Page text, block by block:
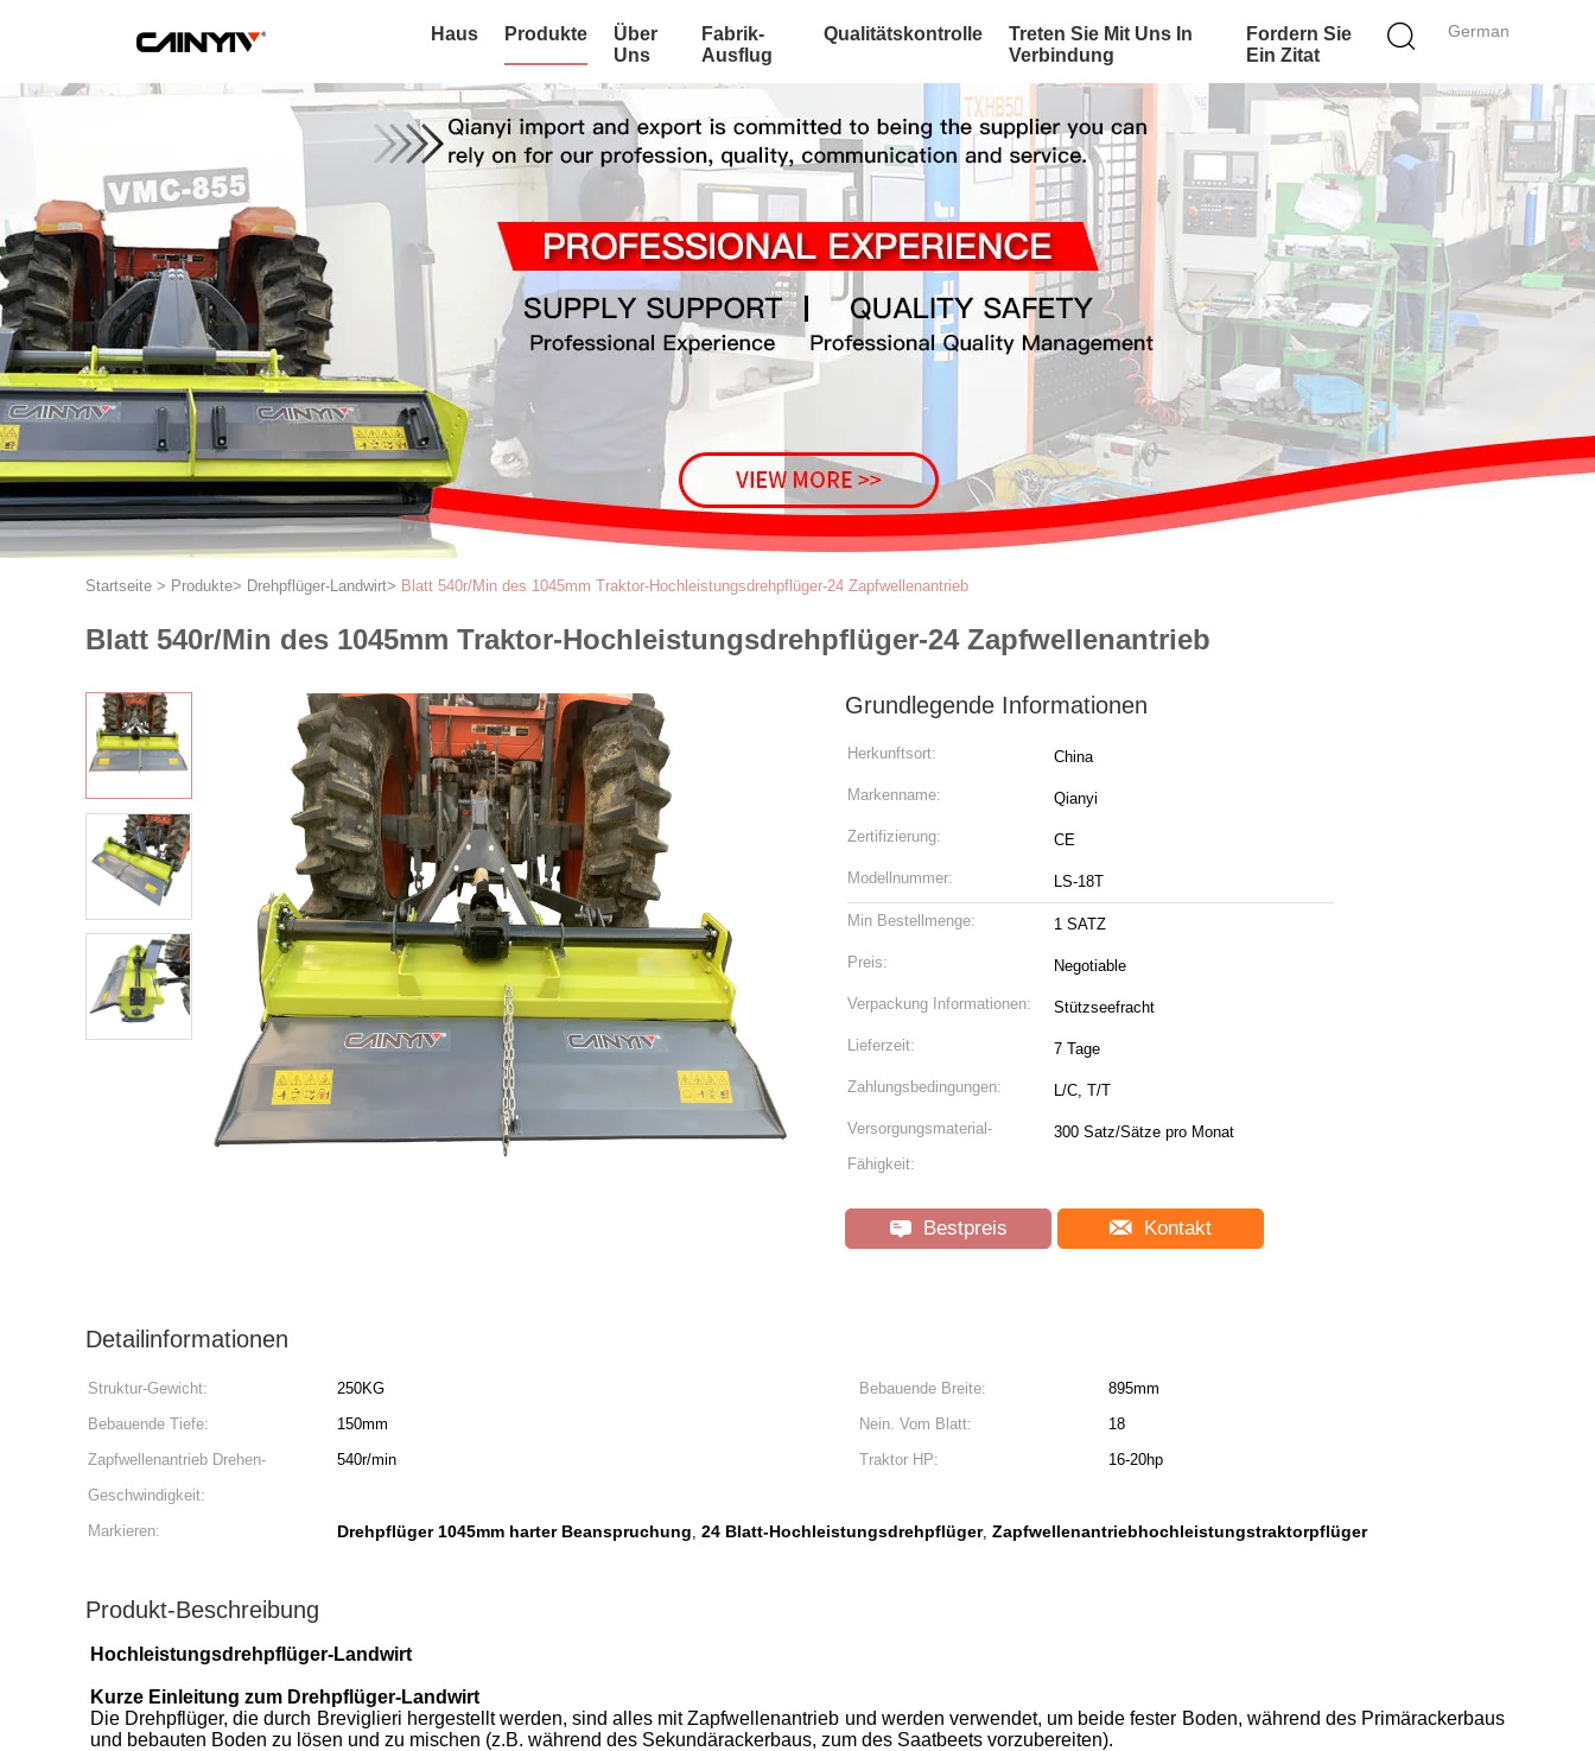
German
Haus Produkte
Über
Uns
Fabrik-
Ausflug
Qualitätskontrolle
Treten Sie Mit Uns In
Verbindung
Fordern Sie
Ein Zitat
Startseite > Produkte> Drehpflüger-Landwirt> Blatt 540r/Min des 1045mm Traktor-Hochleistungsdrehpflüger-24 Zapfwellenantrieb
Blatt 540r/Min des 1045mm Traktor-Hochleistungsdrehpflüger-24 Zapfwellenantrieb
Grundlegende Informationen
Herkunftsort: China
Markenname: Qianyi
Zertifizierung: CE
Modellnummer: LS-18T
Min Bestellmenge: 1 SATZ
Preis: Negotiable
Verpackung Informationen: Stützseefracht
Lieferzeit: 7 Tage
Zahlungsbedingungen: L/C, T/T
Versorgungsmaterial-
Fähigkeit:
300 Satz/Sätze pro Monat
Bestpreis Kontakt
Detailinformationen
Struktur-Gewicht: 250KG Bebauende Breite:
895mm
Bebauende Tiefe:
150mm Nein. Vom Blatt:
18
Zapfwellenantrieb Drehen-
Geschwindigkeit:
540r/min Traktor HP: 16-20hp
Markieren: Drehpflüger 1045mm harter Beanspruchung, 24 Blatt-Hochleistungsdrehpflüger, Zapfwellenantriebhochleistungstraktorpflüger
Produkt-Beschreibung
Hochleistungsdrehpflüger-Landwirt
Kurze Einleitung zum Drehpflüger-Landwirt
Die Drehpflüger, die durch Breviglieri hergestellt werden, sind alles mit Zapfwellenantrieb und werden verwendet, um beide fester Boden, während des Primärackerbaus
und bebauten Boden zu lösen und zu mischen (z.B. während des Sekundärackerbaus, zum des Saatbeets vorzubereiten).